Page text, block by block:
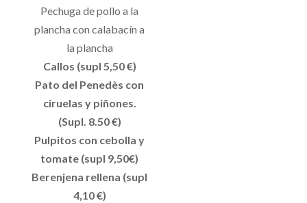
Pechuga de pollo a la
plancha con calabacín a
la plancha
Callos (supl 5,50 €)
Pato del Penedès con
ciruelas y piñones.
(Supl. 8.50 €)
Pulpitos con cebolla y
tomate (supl 9,50€)
Berenjena rellena (supl
4,10 €)